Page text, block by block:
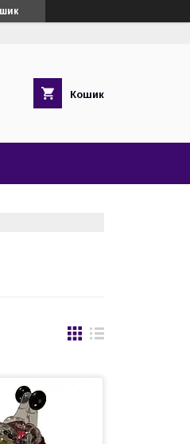
Кошик